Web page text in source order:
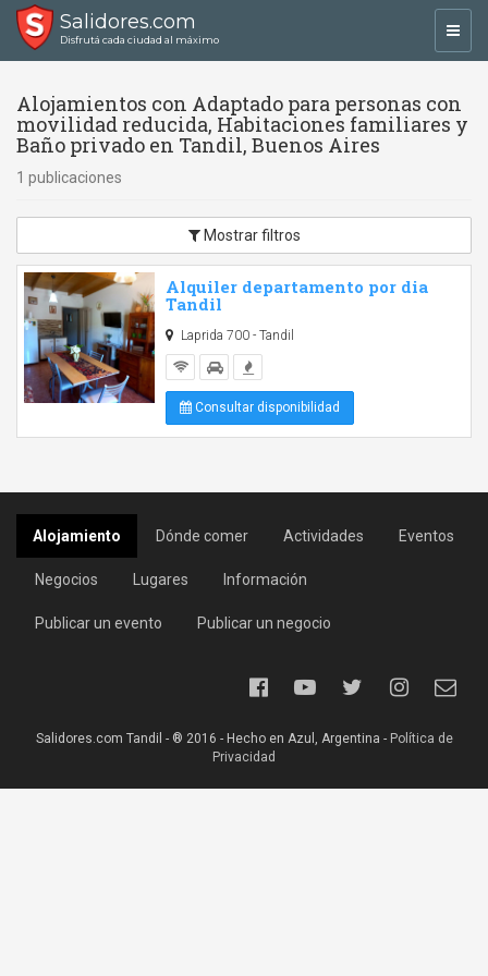
Salidores.com
Disfrutá cada ciudad al máximo
Alojamientos con Adaptado para personas con
movilidad reducida, Habitaciones familiares y
Baño privado en Tandil, Buenos Aires
1 publicaciones
Mostrar filtros
Alquiler departamento por dia
Tandil
Laprida 700 - Tandil
Consultar disponibilidad
Alojamiento Dónde comer Actividades Eventos
Negocios Lugares Información
Publicar un evento Publicar un negocio
Salidores.com Tandil - ® 2016 - Hecho en Azul, Argentina - Política de
Privacidad